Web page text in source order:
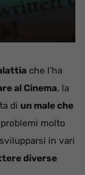
che l’ha
al Cinema, la
di un male che
molto
in vari
diverse